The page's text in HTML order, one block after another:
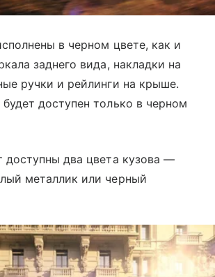
в черном цвете, как и
заднего вида, накладки на
ручки и рейлинги на крыше.
доступен только в черном
доступны два цвета кузова —
металлик или черный